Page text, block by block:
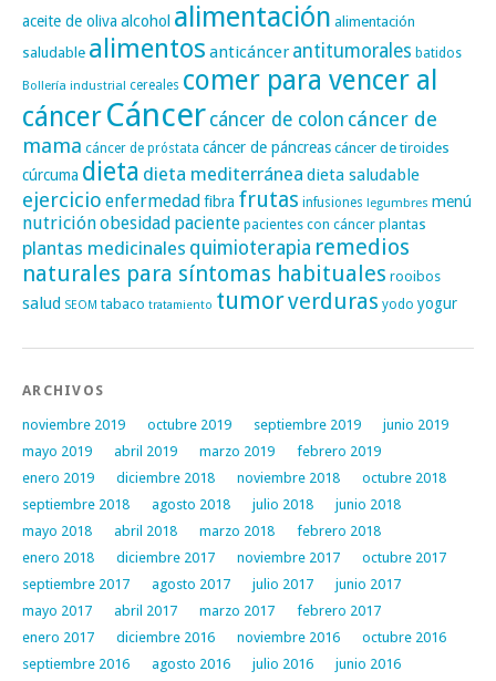
aceite de oliva alcohol alimentación alimentación
saludable alimentos anticáncer antitumorales batidos
Bollería industrial cereales comer para vencer al
cáncerCáncer cáncer de colon cáncer de
mama cáncer de próstata cáncer de páncreascáncer de tiroides
cúrcuma dieta dieta mediterránea dieta saludable
ejercicio enfermedadfibra frutas infusiones legumbres menú
nutriciónobesidad paciente pacientes con cáncer plantas
plantas medicinales quimioterapia remedios
naturales para síntomas habituales rooibos
salud SEOM tabaco tratamiento tumorverduras yodo yogur
ARCHIVOS
noviembre 2019 octubre 2019 septiembre 2019
junio 2019
mayo 2019
abril 2019 marzo 2019
febrero 2019
enero 2019
diciembre 2018 noviembre 2018
octubre 2018
septiembre 2018
agosto 2018 julio 2018
junio 2018
mayo 2018
abril 2018 marzo 2018
febrero 2018
enero 2018
diciembre 2017 noviembre 2017
octubre 2017
septiembre 2017
agosto 2017 julio 2017
junio 2017
mayo 2017
abril 2017 marzo 2017
febrero 2017
enero 2017
diciembre 2016 noviembre 2016
octubre 2016
septiembre 2016
agosto 2016 julio 2016
junio 2016